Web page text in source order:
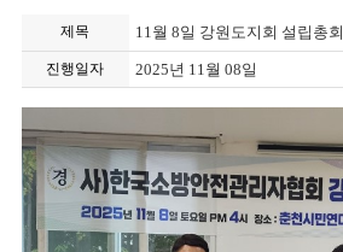
제목 11월 8일 강원도지회 설립총회
진행일자 2025년 11월 08일